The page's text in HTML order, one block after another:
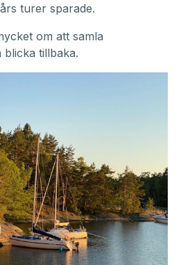
turer sparade.
om att samla
tillbaka.